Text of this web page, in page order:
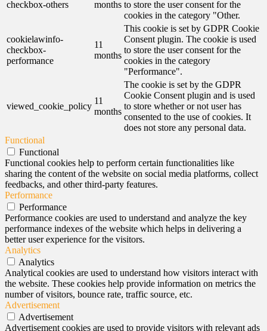
checkbox-others
months to store the user consent for the
cookies in the category "Other.
cookielawinfo-
checkbox-
performance
11
months
This cookie is set by GDPR Cookie
Consent plugin. The cookie is used
to store the user consent for the
cookies in the category
"Performance".
viewed_cookie_policy
11
months
The cookie is set by the GDPR
Cookie Consent plugin and is used
to store whether or not user has
consented to the use of cookies. It
does not store any personal data.
Functional
Functional
Functional cookies help to perform certain functionalities like
sharing the content of the website on social media platforms, collect
feedbacks, and other third-party features.
Performance
Performance
Performance cookies are used to understand and analyze the key
performance indexes of the website which helps in delivering a
better user experience for the visitors.
Analytics
Analytics
Analytical cookies are used to understand how visitors interact with
the website. These cookies help provide information on metrics the
number of visitors, bounce rate, traffic source, etc.
Advertisement
Advertisement
Advertisement cookies are used to provide visitors with relevant ads